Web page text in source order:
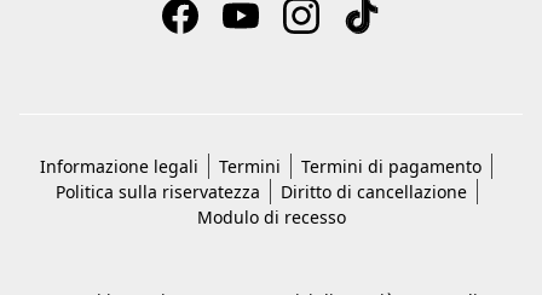
Informazione legali Termini
Termini di pagamento
Politica sulla riservatezza
Diritto di cancellazione
Modulo di recesso